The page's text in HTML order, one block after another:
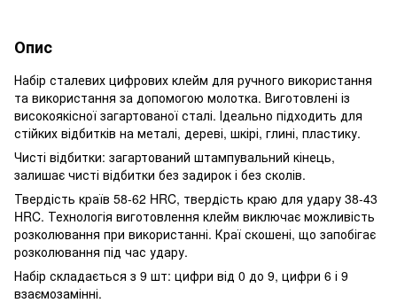
Опис
Набір сталевих цифрових клейм для ручного використання
та використання за допомогою молотка. Виготовлені із
високоякісної загартованої сталі. Ідеально підходить для
стійких відбитків на металі, дереві, шкірі, глині, пластику.
Чисті відбитки: загартований штампувальний кінець,
залишає чисті відбитки без задирок і без сколів.
Твердість країв 58-62 HRC, твердість краю для удару 38-43
HRC. Технологія виготовлення клейм виключає можливість
розколювання при використанні. Краї скошені, що запобігає
розколювання під час удару.
Набір складається з 9 шт: цифри від 0 до 9, цифри 6 і 9
взаємозамінні.